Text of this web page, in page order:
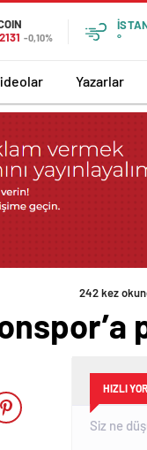
-0,10%
°
Yazarlar
242 kez
HIZLI